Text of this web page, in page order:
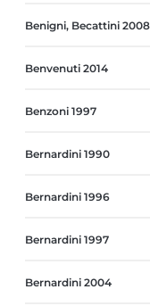
Benigni, Becattini 2008
Benvenuti 2014
Benzoni 1997
Bernardini 1990
Bernardini 1996
Bernardini 1997
Bernardini 2004